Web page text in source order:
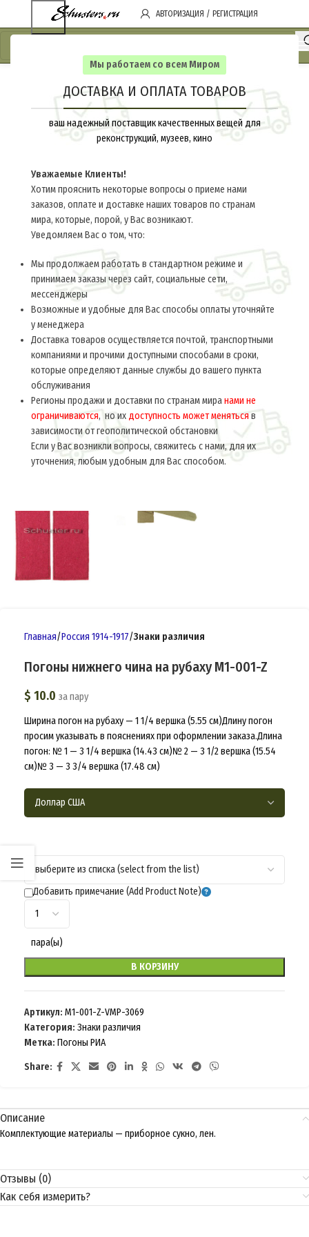
Мы работаем со всем Миром
ДОСТАВКА И ОПЛАТА ТОВАРОВ
ваш надежный поставщик качественных вещей для
реконструкций, музеев, кино
Уважаемые Клиенты!
Хотим прояснить некоторые вопросы о приеме нами
заказов, оплате и доставке наших товаров по странам
мира, которые, порой, у Вас возникают.
Уведомляем Вас о том, что:
Мы продолжаем работать в стандартном режиме и
принимаем заказы через сайт, социальные сети,
мессенджеры
Возможные и удобные для Вас способы оплаты уточняйте
у менеджера
Доставка товаров осуществляется почтой, транспортными
компаниями и прочими доступными способами в сроки,
которые определяют данные службы до вашего пункта
обслуживания
Регионы продажи и доставки по странам миранами не
ограничиваются, но их доступность может меняться в
зависимости от геополитической обстановки
Если у Вас возникли вопросы, свяжитесь с нами, для их
уточнения, любым удобным для Вас способом.
АВТОРИЗАЦИЯ / РЕГИСТРАЦИЯ
Главная Россия 1914-1917 Знаки различия
Погоны нижнего чина на рубаху M1-001-Z
$ 10.0 за пару
Ширина погон на рубаху — 1 1/4 вершка (5.55 см)Длину погон
просим указывать в пояснениях при оформлении заказа.Длина
погон: № 1 — 3 1/4 вершка (14.43 см)№ 2 — 3 1/2 вершка (15.54
см)№ 3 — 3 3/4 вершка (17.48 см)
Добавить примечание (Add Product Note)
пара(ы)
В КОРЗИНУ
Артикул: M1-001-Z-VMP-3069
Категория: Знаки различия
Метка: Погоны РИА
Share:
Описание
Комплектующие материалы — приборное сукно, лен.
Отзывы (0)
Как себя измерить?